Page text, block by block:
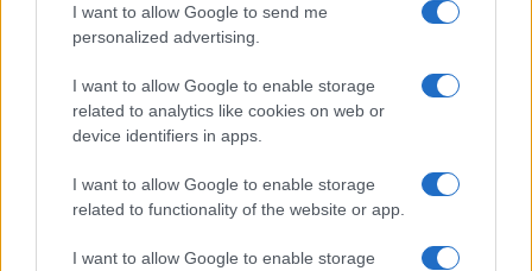
I want to allow Google to send me
personalized advertising.
I want to allow Google to enable storage
related to analytics like cookies on web or
device identifiers in apps.
I want to allow Google to enable storage
related to functionality of the website or app.
I want to allow Google to enable storage
ZANIMLJIVOSTI
12.01.18. 22:59
JESTE LI SE IKADA ZAPITALI: Znate li zašto hirurzi
tokom operacija nose plave ili zelene uniforme?
Saznaj više